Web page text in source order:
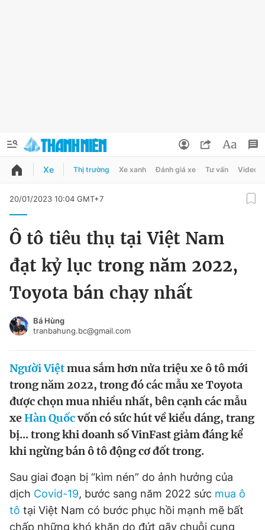
QUẢNG CÁO
Chào ngày mới Tin 24h
Video Magazine
Sản phẩm khác
Tiện ích Bạn cần biết
Thông tin tòa soạn Liên hệ quảng cáo
Đổi mật khẩu
Tin đã lưu
Tin đã xem
Đăng xuất
Xe Thị trường Xe xanh Đánh giá xe Tư vấn Video
20/01/2023 10:04 GMT+7
Ô tô tiêu thụ tại Việt Nam
đạt kỷ lục trong năm 2022,
Toyota bán chạy nhất
Bá Hùng
tranbahung.bc@gmail.com
Người Việtmua sắm hơn nửa triệu xe ô tô mới
trong năm 2022, trong đó các mẫu xe Toyota
được chọn mua nhiều nhất, bên cạnh các mẫu
xeHàn Quốcvốn có sức hút về kiểu dáng, trang
bị... trong khi doanh số VinFast giảm đáng kể
khi ngừng bán ô tô động cơ đốt trong.
Sau giai đoạn bị “kìm nén” do ảnh hưởng của
dịch Covid-19, bước sang năm 2022 sức mua ô
tô tại Việt Nam có bước phục hồi mạnh mẽ bất
chấp những khó khăn do đứt gãy chuỗi cung